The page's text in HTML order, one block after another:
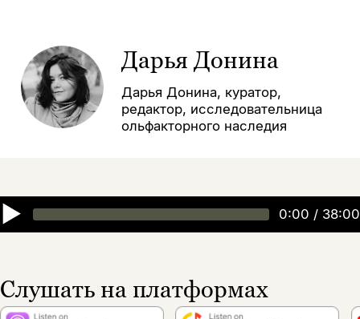
Дарья Донина
Дарья Донина, куратор,
редактор, исследовательница
ольфакторного наследия
▶ 0:00 / 38:00
Слушать на платформах